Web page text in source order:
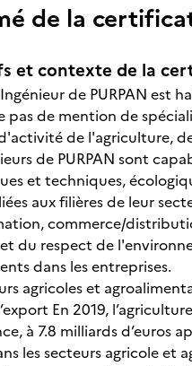
de la
et contexte de la
de PURPAN est
de mention de
de l'agriculture,
de PURPAN sont
et techniques,
aux filières de leur
commerce/
du respect de
dans les entreprises.
agricoles et
En 2019,
à 7.8 milliards d’euros
les secteurs agricole et